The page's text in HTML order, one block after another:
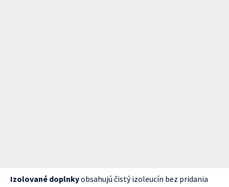
Izolované doplnkyobsahujú čistý izoleucín bez pridania